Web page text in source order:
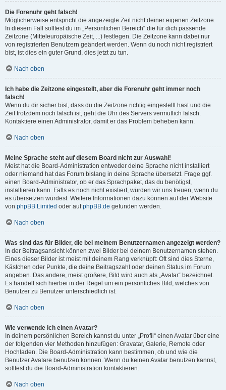
Die Forenuhr geht falsch!
Möglicherweise entspricht die angezeigte Zeit nicht deiner eigenen Zeitzone.
In diesem Fall solltest du im „Persönlichen Bereich“ die für dich passende
Zeitzone (Mitteleuropäische Zeit, ...) festlegen. Die Zeitzone kann dabei nur
von registrierten Benutzern geändert werden. Wenn du noch nicht registriert
bist, ist dies ein guter Grund, dies jetzt zu tun.
Nach oben
Ich habe die Zeitzone eingestellt, aber die Forenuhr geht immer noch
falsch!
Wenn du dir sicher bist, dass du die Zeitzone richtig eingestellt hast und die
Zeit trotzdem noch falsch ist, geht die Uhr des Servers vermutlich falsch.
Kontaktiere einen Administrator, damit er das Problem beheben kann.
Nach oben
Meine Sprache steht auf diesem Board nicht zur Auswahl!
Meist hat die Board-Administration entweder deine Sprache nicht installiert
oder niemand hat das Forum bislang in deine Sprache übersetzt. Frage ggf.
einen Board-Administrator, ob er das Sprachpaket, das du benötigst,
installieren kann. Falls es noch nicht existiert, würden wir uns freuen, wenn du
es übersetzen würdest. Weitere Informationen dazu können auf der Website
von phpBB Limited oder aufphpBB.de gefunden werden.
Nach oben
Was sind das für Bilder, die bei meinem Benutzernamen angezeigt werden?
In der Beitragsansicht können zwei Bilder bei deinem Benutzernamen stehen.
Eines dieser Bilder ist meist mit deinem Rang verknüpft: Oft sind dies Sterne,
Kästchen oder Punkte, die deine Beitragszahl oder deinen Status im Forum
angeben. Das andere, meist größere, Bild wird auch als „Avatar“ bezeichnet.
Es handelt sich hierbei in der Regel um ein persönliches Bild, welches von
Benutzer zu Benutzer unterschiedlich ist.
Nach oben
Wie verwende ich einen Avatar?
In deinem persönlichen Bereich kannst du unter „Profil“ einen Avatar über eine
der folgenden vier Methoden hinzufügen: Gravatar, Galerie, Remote oder
Hochladen. Die Board-Administration kann bestimmen, ob und wie die
Benutzer Avatare benutzen können. Wenn du keinen Avatar benutzen kannst,
solltest du die Board-Administration kontaktieren.
Nach oben